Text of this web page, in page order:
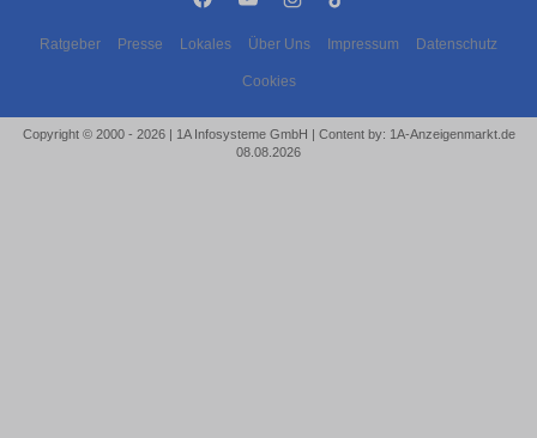
Ratgeber Presse Lokales Über Uns Impressum Datenschutz
Cookies
Copyright © 2000 - 2026 | 1A Infosysteme GmbH | Content by: 1A-Anzeigenmarkt.de
08.08.2026